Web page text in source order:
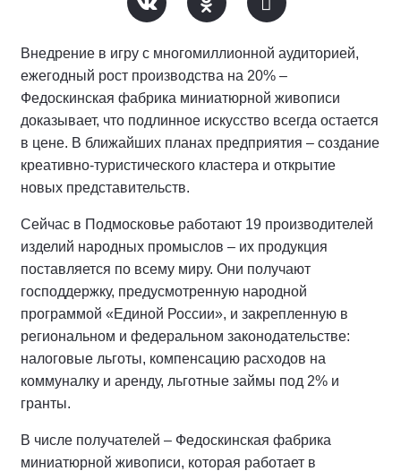
Внедрение в игру с многомиллионной аудиторией,
ежегодный рост производства на 20% –
Федоскинская фабрика миниатюрной живописи
доказывает, что подлинное искусство всегда остается
в цене. В ближайших планах предприятия – создание
креативно-туристического кластера и открытие
новых представительств.
Сейчас в Подмосковье работают 19 производителей
изделий народных промыслов – их продукция
поставляется по всему миру. Они получают
господдержку, предусмотренную народной
программой «Единой России», и закрепленную в
региональном и федеральном законодательстве:
налоговые льготы, компенсацию расходов на
коммуналку и аренду, льготные займы под 2% и
гранты.
В числе получателей – Федоскинская фабрика
миниатюрной живописи, которая работает в